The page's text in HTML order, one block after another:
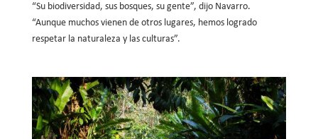
“Su biodiversidad, sus bosques, su gente”, dijo Navarro.
“Aunque muchos vienen de otros lugares, hemos logrado
respetar la naturaleza y las culturas”.